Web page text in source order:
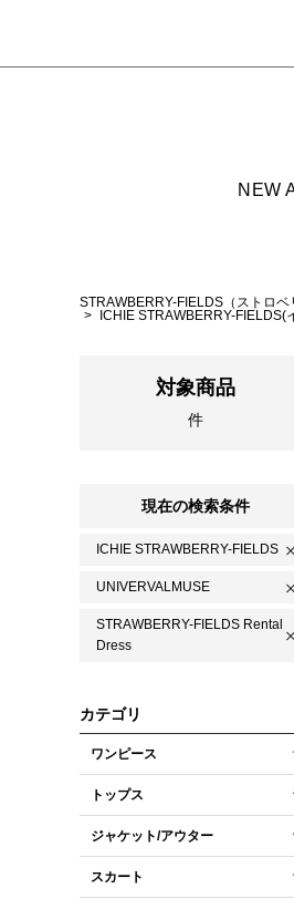
NEW
STRAWBERRY-FIELDS（ストロ
ICHIE STRAWBERRY-
対象商品
件
現在の検索条件
ICHIE STRAWBERRY-FIELDS
UNIVERVALMUSE
STRAWBERRY-FIELDS Rental
Dress
カテゴリ
ワンピース
トップス
ジャケット/アウター
スカート